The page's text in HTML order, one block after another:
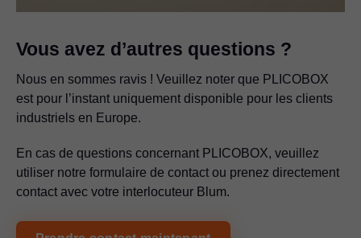
Vous avez d’autres questions ?
Nous en sommes ravis ! Veuillez noter que PLICOBOX
est pour l’instant uniquement disponible pour les clients
industriels en Europe.
En cas de questions concernant PLICOBOX, veuillez
utiliser notre formulaire de contact ou prenez directement
contact avec votre interlocuteur Blum.